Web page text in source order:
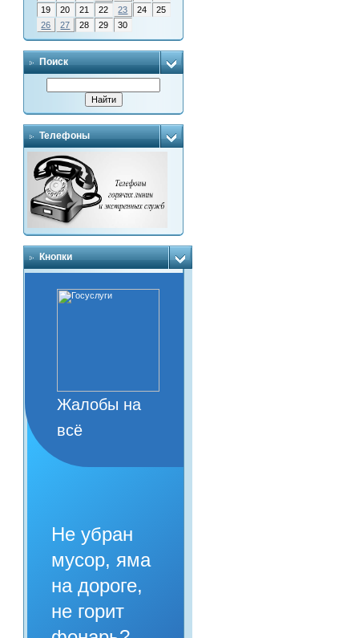
19
20 21 22 23 24
25
26
27 28 29 30
Поиск
Телефоны
Кнопки
Жалобы на
всё
Не убран
мусор, яма
на дороге,
не горит